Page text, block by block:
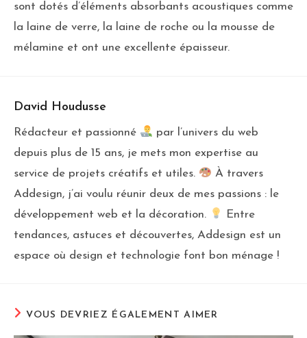
sont dotés d’éléments absorbants acoustiques comme
la laine de verre, la laine de roche ou la mousse de
mélamine et ont une excellente épaisseur.
David Houdusse
Rédacteur et passionné
par l’univers du web
depuis plus de 15 ans, je mets mon expertise au
service de projets créatifs et utiles.
À travers
Addesign, j’ai voulu réunir deux de mes passions : le
développement web et la décoration.
Entre
tendances, astuces et découvertes, Addesign est un
espace où design et technologie font bon ménage !
VOUS DEVRIEZ ÉGALEMENT AIMER